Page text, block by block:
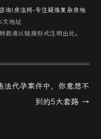
询|房法网-专注疑难复杂房地
文地址
载请以链接形式注明出处。
法代孕案件中，你意想不
到的5大套路 →